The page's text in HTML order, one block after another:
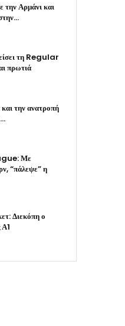
την Αρμάνι και
τη Regular
πρωτιά
την ανατροπή
Με
“πάλεψε” η
Διεκόπη ο
Α1